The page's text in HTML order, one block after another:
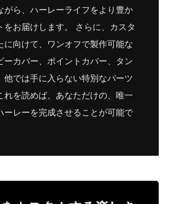
がら、ハーレーライフをより豊か
をお届けします。 さらに、カスタ
に向けて、ワンオフで製作可能な
ーカバー、ポイントカバー、タン
他では手に入らない特別なパーツ
れを読めば、あなただけの、唯一
ーレーを完成させることが可能で